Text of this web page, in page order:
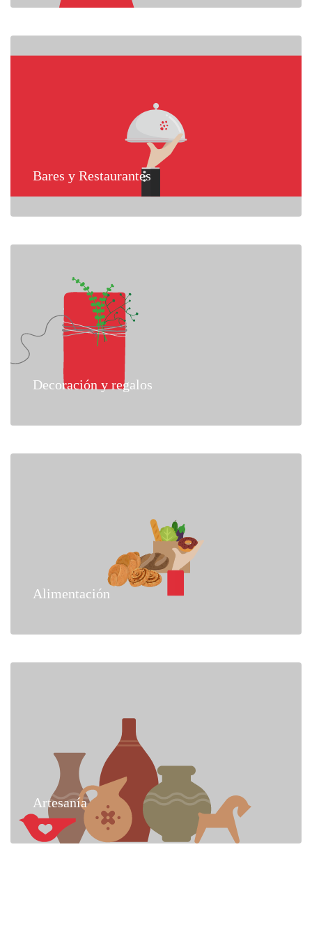
Bares y Restaurantes
Decoración y regalos
Alimentación
Artesanía